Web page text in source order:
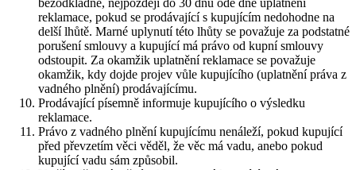
reklamace, pokud se prodávající s kupujícím nedohodne na
delší lhůtě. Marné uplynutí této lhůty se považuje za podstatné
porušení smlouvy a kupující má právo od kupní smlouvy
odstoupit. Za okamžik uplatnění reklamace se považuje
okamžik, kdy dojde projev vůle kupujícího (uplatnění práva z
vadného plnění) prodávajícímu.
Prodávající písemně informuje kupujícího o výsledku
reklamace.
Právo z vadného plnění kupujícímu nenáleží, pokud kupující
před převzetím věci věděl, že věc má vadu, anebo pokud
kupující vadu sám způsobil.